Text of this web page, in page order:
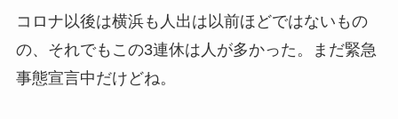
コロナ以後は横浜も人出は以前ほどではないもの
の、それでもこの3連休は人が多かった。まだ緊急
事態宣言中だけどね。